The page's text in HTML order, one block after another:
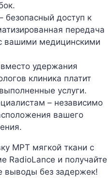
безопасный доступ к
передача
вашими медицинскими
удержания
клиника платит
услуги.
– независимо
вашего
МРТ мягкой ткани с
RadioLance и получайте
выводы без задержек!